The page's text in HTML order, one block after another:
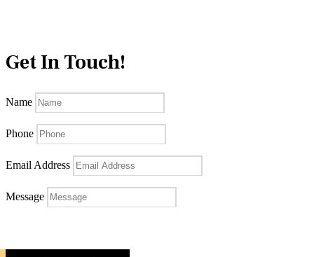
Get In Touch!
Name
Phone
Email Address
Message